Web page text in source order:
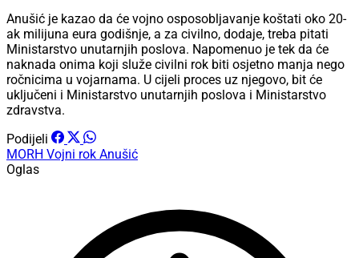
Anušić je kazao da će vojno osposobljavanje koštati oko 20-
ak milijuna eura godišnje, a za civilno, dodaje, treba pitati
Ministarstvo unutarnjih poslova. Napomenuo je tek da će
naknada onima koji služe civilni rok biti osjetno manja nego
ročnicima u vojarnama. U cijeli proces uz njegovo, bit će
uključeni i Ministarstvo unutarnjih poslova i Ministarstvo
zdravstva.
Podijeli
MORH Vojni rok Anušić
Oglas